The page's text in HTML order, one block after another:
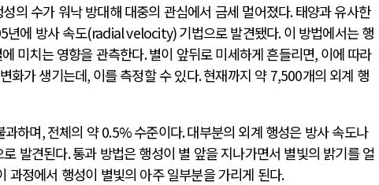
의 수가 워낙 방대해 대중의 관심에서 금세 멀어졌다.태양과 유사한
년에 방사 속도(radial velocity)기법으로 발견됐다.이 방법에서는 행
미치는 영향을 관측한다.별이 앞뒤로 미세하게 흔들리면, 이에 따라
화가 생기는데, 이를 측정할 수 있다.현재까지 약 7,500개의 외계 행
과하며,전체의 약0.5%수준이다.대부분의 외계 행성은 방사 속도나
발견된다.통과 방법은 행성이 별 앞을 지나가면서 별빛의 밝기를 얼
과정에서 행성이 별빛의 아주 일부분을 가리게 된다.